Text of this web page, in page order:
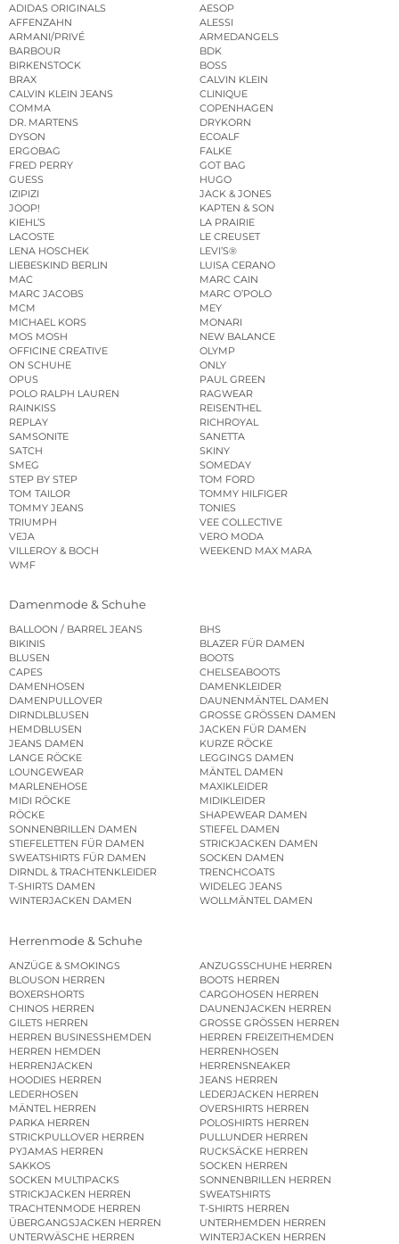
ADIDAS ORIGINALS
AESOP
AFFENZAHN
ALESSI
ARMANI/PRIVÉ
ARMEDANGELS
BARBOUR
BDK
BIRKENSTOCK
BOSS
BRAX
CALVIN KLEIN
CALVIN KLEIN JEANS
CLINIQUE
COMMA
COPENHAGEN
DR. MARTENS
DRYKORN
DYSON
ECOALF
ERGOBAG
FALKE
FRED PERRY
GOT BAG
GUESS
HUGO
IZIPIZI
JACK & JONES
JOOP!
KAPTEN & SON
KIEHL’S
LA PRAIRIE
LACOSTE
LE CREUSET
LENA HOSCHEK
LEVI’S®
LIEBESKIND BERLIN
LUISA CERANO
MAC
MARC CAIN
MARC JACOBS
MARC O’POLO
MCM
MEY
MICHAEL KORS
MONARI
MOS MOSH
NEW BALANCE
OFFICINE CREATIVE
OLYMP
ON SCHUHE
ONLY
OPUS
PAUL GREEN
POLO RALPH LAUREN
RAGWEAR
RAINKISS
REISENTHEL
REPLAY
RICHROYAL
SAMSONITE
SANETTA
SATCH
SKINY
SMEG
SOMEDAY
STEP BY STEP
TOM FORD
TOM TAILOR
TOMMY HILFIGER
TOMMY JEANS
TONIES
TRIUMPH
VEE COLLECTIVE
VEJA
VERO MODA
VILLEROY & BOCH
WEEKEND MAX MARA
WMF
Damenmode & Schuhe
BALLOON / BARREL JEANS
BHS
BIKINIS
BLAZER FÜR DAMEN
BLUSEN
BOOTS
CAPES
CHELSEABOOTS
DAMENHOSEN
DAMENKLEIDER
DAMENPULLOVER
DAUNENMÄNTEL DAMEN
DIRNDLBLUSEN
GROSSE GRÖSSEN DAMEN
HEMDBLUSEN
JACKEN FÜR DAMEN
JEANS DAMEN
KURZE RÖCKE
LANGE RÖCKE
LEGGINGS DAMEN
LOUNGEWEAR
MÄNTEL DAMEN
MARLENEHOSE
MAXIKLEIDER
MIDI RÖCKE
MIDIKLEIDER
RÖCKE
SHAPEWEAR DAMEN
SONNENBRILLEN DAMEN
STIEFEL DAMEN
STIEFELETTEN FÜR DAMEN
STRICKJACKEN DAMEN
SWEATSHIRTS FÜR DAMEN
SOCKEN DAMEN
DIRNDL & TRACHTENKLEIDER
TRENCHCOATS
T-SHIRTS DAMEN
WIDELEG JEANS
WINTERJACKEN DAMEN
WOLLMÄNTEL DAMEN
Herrenmode & Schuhe
ANZÜGE & SMOKINGS
ANZUGSSCHUHE HERREN
BLOUSON HERREN
BOOTS HERREN
BOXERSHORTS
CARGOHOSEN HERREN
CHINOS HERREN
DAUNENJACKEN HERREN
GILETS HERREN
GROSSE GRÖSSEN HERREN
HERREN BUSINESSHEMDEN
HERREN FREIZEITHEMDEN
HERREN HEMDEN
HERRENHOSEN
HERRENJACKEN
HERRENSNEAKER
HOODIES HERREN
JEANS HERREN
LEDERHOSEN
LEDERJACKEN HERREN
MÄNTEL HERREN
OVERSHIRTS HERREN
PARKA HERREN
POLOSHIRTS HERREN
STRICKPULLOVER HERREN
PULLUNDER HERREN
PYJAMAS HERREN
RUCKSÄCKE HERREN
SAKKOS
SOCKEN HERREN
SOCKEN MULTIPACKS
SONNENBRILLEN HERREN
STRICKJACKEN HERREN
SWEATSHIRTS
TRACHTENMODE HERREN
T-SHIRTS HERREN
ÜBERGANGSJACKEN HERREN
UNTERHEMDEN HERREN
UNTERWÄSCHE HERREN
WINTERJACKEN HERREN